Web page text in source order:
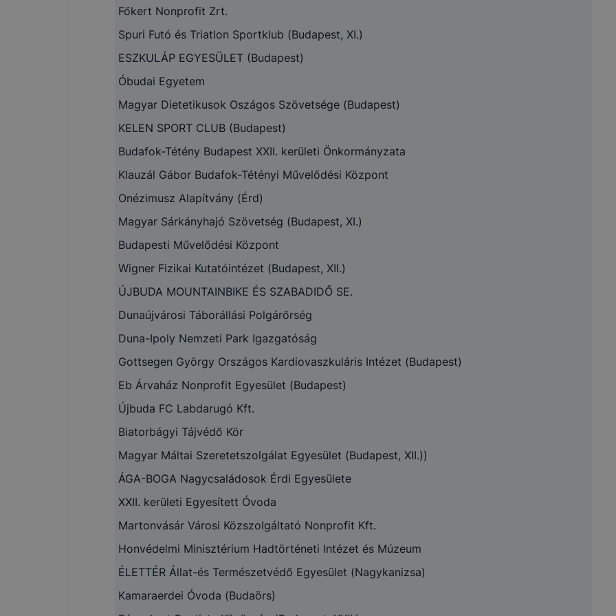
Főkert Nonprofit Zrt.
Spuri Futó és Triatlon Sportklub (Budapest, XI.)
ESZKULÁP EGYESÜLET (Budapest)
Óbudai Egyetem
Magyar Dietetikusok Oszágos Szövetsége (Budapest)
KELEN SPORT CLUB (Budapest)
Budafok-Tétény Budapest XXII. kerületi Önkormányzata
Klauzál Gábor Budafok-Tétényi Művelődési Központ
Onézimusz Alapítvány (Érd)
Magyar Sárkányhajó Szövetség (Budapest, XI.)
Budapesti Művelődési Központ
Wigner Fizikai Kutatóintézet (Budapest, XII.)
ÚJBUDA MOUNTAINBIKE ÉS SZABADIDŐ SE.
Dunaújvárosi Táborállási Polgárőrség
Duna-Ipoly Nemzeti Park Igazgatóság
Gottsegen György Országos Kardiovaszkuláris Intézet (Budapest)
Eb Árvaház Nonprofit Egyesület (Budapest)
Újbuda FC Labdarugó Kft.
Biatorbágyi Tájvédő Kör
Magyar Máltai Szeretetszolgálat Egyesület (Budapest, XII.))
ÁGA-BOGA Nagycsaládosok Érdi Egyesülete
XXII. kerületi Egyesített Óvoda
Martonvásár Városi Közszolgáltató Nonprofit Kft.
Honvédelmi Minisztérium Hadtörténeti Intézet és Múzeum
ÉLETTÉR Állat-és Természetvédő Egyesület (Nagykanizsa)
Kamaraerdei Óvoda (Budaörs)
elérhető pl: recaptcha, Google térkép, form, YouTube videó), vagy a
tervezettől eltérően fog működni böngészőjében.
A használt cookie-val kapcsolatos adatvédelmi információkat az
foglalja össze:
Cookie típusa
Adatkezelés
cookie-k
A 2001. évi CVIII.
Használatot
elősegítő cookie-k
élmény javítása, a
Google Analytics
Az adatkezelés, jogalapja, időtartama, adatkezelő személye, érintett
A cookie-k használatakor alkalmazott adatkezelés jogalapja